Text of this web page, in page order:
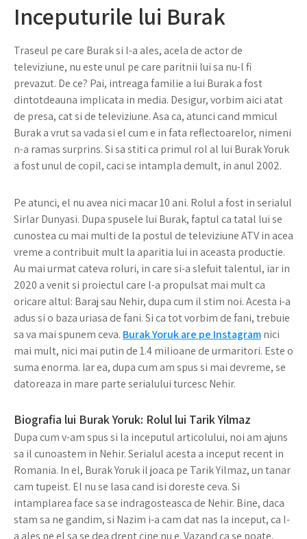
Inceputurile lui Burak
Traseul pe care Burak si l-a ales, acela de actor de
televiziune, nu este unul pe care paritnii lui sa nu-l fi
prevazut. De ce? Pai, intreaga familie a lui Burak a fost
dintotdeauna implicata in media. Desigur, vorbim aici atat
de presa, cat si de televiziune. Asa ca, atunci cand mmicul
Burak a vrut sa vada si el cum e in fata reflectoarelor, nimeni
n-a ramas surprins. Si sa stiti ca primul rol al lui Burak Yoruk
a fost unul de copil, caci se intampla demult, in anul 2002.
Pe atunci, el nu avea nici macar 10 ani. Rolul a fost in serialul
Sirlar Dunyasi. Dupa spusele lui Burak, faptul ca tatal lui se
cunostea cu mai multi de la postul de televiziune ATV in acea
vreme a contribuit mult la aparitia lui in aceasta productie.
Au mai urmat cateva roluri, in care si-a slefuit talentul, iar in
2020 a venit si proiectul care l-a propulsat mai mult ca
oricare altul: Baraj sau Nehir, dupa cum il stim noi. Acesta i-a
adus si o baza uriasa de fani. Si ca tot vorbim de fani, trebuie
sa va mai spunem ceva. Burak Yoruk are pe Instagramnici
mai mult, nici mai putin de 1.4 milioane de urmaritori. Este o
suma enorma. Iar ea, dupa cum am spus si mai devreme, se
datoreaza in mare parte serialului turcesc Nehir.
Biografia lui Burak Yoruk: Rolul lui Tarik Yilmaz
Dupa cum v-am spus si la inceputul articolului, noi am ajuns
sa il cunoastem in Nehir. Serialul acesta a inceput recent in
Romania. In el, Burak Yoruk il joaca pe Tarik Yilmaz, un tanar
cam tupeist. El nu se lasa cand isi doreste ceva. Si
intamplarea face sa se indragosteasca de Nehir. Bine, daca
stam sa ne gandim, si Nazim i-a cam dat nas la inceput, ca l-
a ales pe el sa se dea drept cine nu e. Vazand ca se poate,